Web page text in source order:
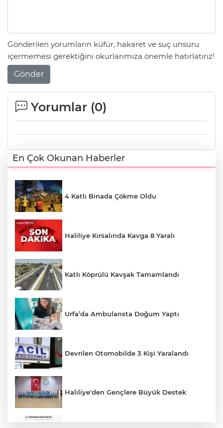
Gönderilen yorumların küfür, hakaret ve suç unsuru
içermemesi gerektiğini okurlarımıza önemle hatırlatırız!
Gönder
Yorumlar (0)
En Çok Okunan Haberler
4 Katlı Binada Çökme Oldu
Haliliye Kırsalında Kavga 8 Yaralı
Katlı Köprülü Kavşak Tamamlandı
Urfa’da Ambulansta Doğum Yaptı
Devrilen Otomobilde 3 Kişi Yaralandı
Haliliye'den Gençlere Büyük Destek